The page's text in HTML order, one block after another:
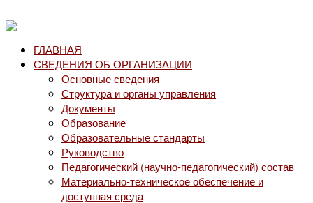
ГЛАВНАЯ
СВЕДЕНИЯ ОБ ОРГАНИЗАЦИИ
Основные сведения
Структура и органы управления
Документы
Образование
Образовательные стандарты
Руководство
Педагогический (научно-педагогический) состав
Материально-техническое обеспечение и
доступная среда